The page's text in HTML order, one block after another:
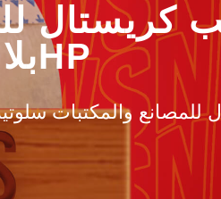
كريستال
بلاست اتش بيHP